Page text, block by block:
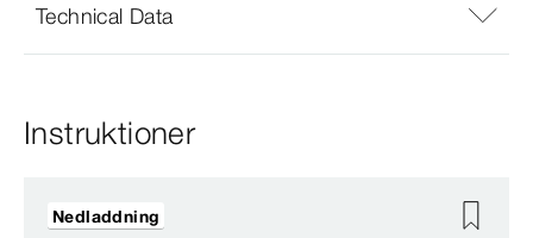
Technical Data
Instruktioner
Nedladdning